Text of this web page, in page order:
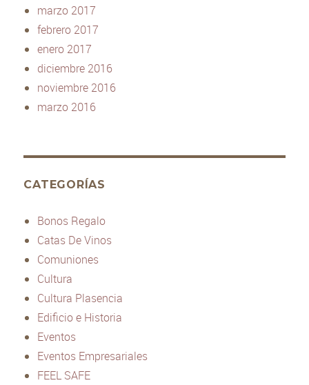
marzo 2017
febrero 2017
enero 2017
diciembre 2016
noviembre 2016
marzo 2016
CATEGORÍAS
Bonos Regalo
Catas De Vinos
Comuniones
Cultura
Cultura Plasencia
Edificio e Historia
Eventos
Eventos Empresariales
FEEL SAFE